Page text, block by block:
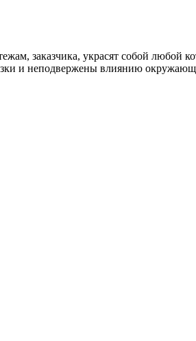
заказчика, украсят собой любой
и неподвержены влиянию